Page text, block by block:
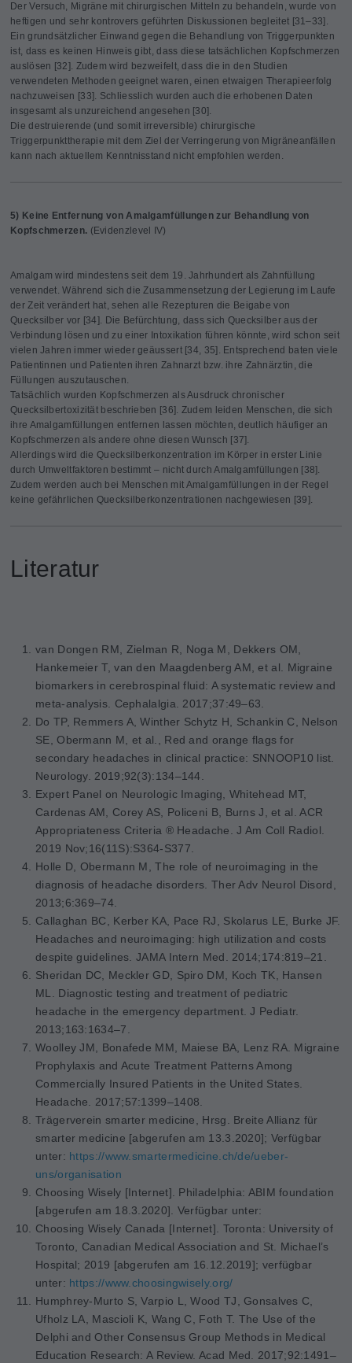
Der Versuch, Migräne mit chirurgischen Mitteln zu behandeln, wurde von
heftigen und sehr kontrovers geführten Diskussionen begleitet [31–33].
Ein grundsätzlicher Einwand gegen die Behandlung von Triggerpunkten
ist, dass es keinen Hinweis gibt, dass diese tatsächlichen Kopfschmerzen
auslösen [32]. Zudem wird bezweifelt, dass die in den Studien
verwendeten Methoden geeignet waren, einen etwaigen Therapieerfolg
nachzuweisen [33]. Schliesslich wurden auch die erhobenen Daten
insgesamt als unzureichend angesehen [30].
Die destruierende (und somit irreversible) chirurgische
Triggerpunkttherapie mit dem Ziel der Verringerung von Migräneanfällen
kann nach aktuellem Kenntnisstand nicht empfohlen werden.
5) Keine Entfernung von Amalgamfüllungen zur Behandlung von
Kopfschmerzen. (Evidenzlevel IV)
Amalgam wird mindestens seit dem 19. Jahrhundert als Zahnfüllung
verwendet. Während sich die Zusammensetzung der Legierung im Laufe
der Zeit verändert hat, sehen alle Rezepturen die Beigabe von
Quecksilber vor [34]. Die Befürchtung, dass sich Quecksilber aus der
Verbindung lösen und zu einer Intoxikation führen könnte, wird schon seit
vielen Jahren immer wieder geäussert [34, 35]. Entsprechend baten viele
Patientinnen und Patienten ihren Zahnarzt bzw. ihre Zahnärztin, die
Füllungen auszutauschen.
Tatsächlich wurden Kopfschmerzen als Ausdruck chronischer
Quecksilbertoxizität beschrieben [36]. Zudem leiden Menschen, die sich
ihre Amalgamfüllungen entfernen lassen möchten, deutlich häufiger an
Kopfschmerzen als andere ohne diesen Wunsch [37].
Allerdings wird die Quecksilberkonzentration im Körper in erster Linie
durch Umweltfaktoren bestimmt – nicht durch Amalgamfüllungen [38].
Zudem werden auch bei Menschen mit Amalgamfüllungen in der Regel
keine gefährlichen Quecksilberkonzentrationen nachgewiesen [39].
Literatur
van Dongen RM, Zielman R, Noga M, Dekkers OM,
Hankemeier T, van den Maagdenberg AM, et al. Migraine
biomarkers in cerebrospinal fluid: A systematic review and
meta-analysis. Cephalalgia. 2017;37:49–63.
Do TP, Remmers A, Winther Schytz H, Schankin C, Nelson
SE, Obermann M, et al., Red and orange flags for
secondary headaches in clinical practice: SNNOOP10 list.
Neurology. 2019;92(3):134–144.
Expert Panel on Neurologic Imaging, Whitehead MT,
Cardenas AM, Corey AS, Policeni B, Burns J, et al. ACR
Appropriateness Criteria ® Headache. J Am Coll Radiol.
2019 Nov;16(11S):S364-S377.
Holle D, Obermann M, The role of neuroimaging in the
diagnosis of headache disorders. Ther Adv Neurol Disord,
2013;6:369–74.
Callaghan BC, Kerber KA, Pace RJ, Skolarus LE, Burke JF.
Headaches and neuroimaging: high utilization and costs
despite guidelines.JAMA Intern Med. 2014;174:819–21.
Sheridan DC, Meckler GD, Spiro DM, Koch TK, Hansen
ML. Diagnostic testing and treatment of pediatric
headache in the emergency department.J Pediatr.
2013;163:1634–7.
Woolley JM, Bonafede MM, Maiese BA, Lenz RA. Migraine
Prophylaxis and Acute Treatment Patterns Among
Commercially Insured Patients in the United States.
Headache. 2017;57:1399–1408.
Trägerverein smarter medicine, Hrsg. Breite Allianz für
smarter medicine [abgerufen am 13.3.2020]; Verfügbar
unter: https://www.smartermedicine.ch/de/ueber-
uns/organisation
Choosing Wisely [Internet]. Philadelphia: ABIM foundation
[abgerufen am 18.3.2020]. Verfügbar unter:
Choosing Wisely Canada [Internet]. Toronta: University of
Toronto, Canadian Medical Association and St. Michael’s
Hospital; 2019 [abgerufen am 16.12.2019]; verfügbar
unter: https://www.choosingwisely.org/
Humphrey-Murto S, Varpio L, Wood TJ, Gonsalves C,
Ufholz LA, Mascioli K, Wang C, Foth T. The Use of the
Delphi and Other Consensus Group Methods in Medical
Education Research: A Review.Acad Med. 2017;92:1491–